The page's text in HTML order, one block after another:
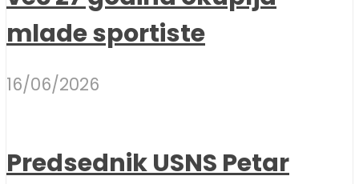
mlade sportiste
16/06/2026
Predsednik USNS Petar